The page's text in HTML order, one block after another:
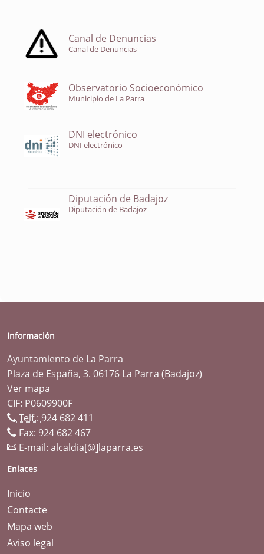
Canal de Denuncias
Canal de Denuncias
Observatorio Socioeconómico
Municipio de La Parra
DNI electrónico
DNI electrónico
Diputación de Badajoz
Diputación de Badajoz
Información
Ayuntamiento de La Parra
Plaza de España, 3. 06176 La Parra (Badajoz)
Ver mapa
CIF: P0609900F
Telf.: 924 682 411
Fax: 924 682 467
E-mail: alcaldia[@]laparra.es
Enlaces
Inicio
Contacte
Mapa web
Aviso legal